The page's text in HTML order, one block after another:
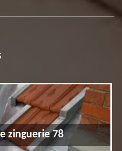
zinguerie 78